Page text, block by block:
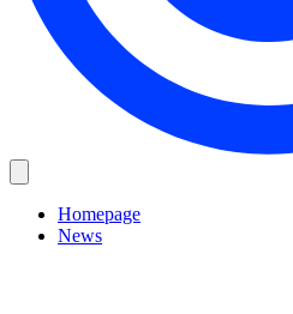
Homepage
News